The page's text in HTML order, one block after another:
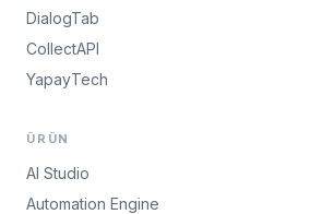
DialogTab
CollectAPI
YapayTech
ÜRÜN
AI Studio
Automation Engine